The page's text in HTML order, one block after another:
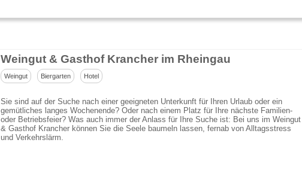
Weingut & Gasthof Krancher im Rheingau
Weingut Biergarten Hotel
Sie sind auf der Suche nach einer geeigneten Unterkunft für Ihren Urlaub oder ein
gemütliches langes Wochenende? Oder nach einem Platz für Ihre nächste Familien-
oder Betriebsfeier? Was auch immer der Anlass für Ihre Suche ist: Bei uns im Weingut
& Gasthof Krancher können Sie die Seele baumeln lassen, fernab von Alltagsstress
und Verkehrslärm.